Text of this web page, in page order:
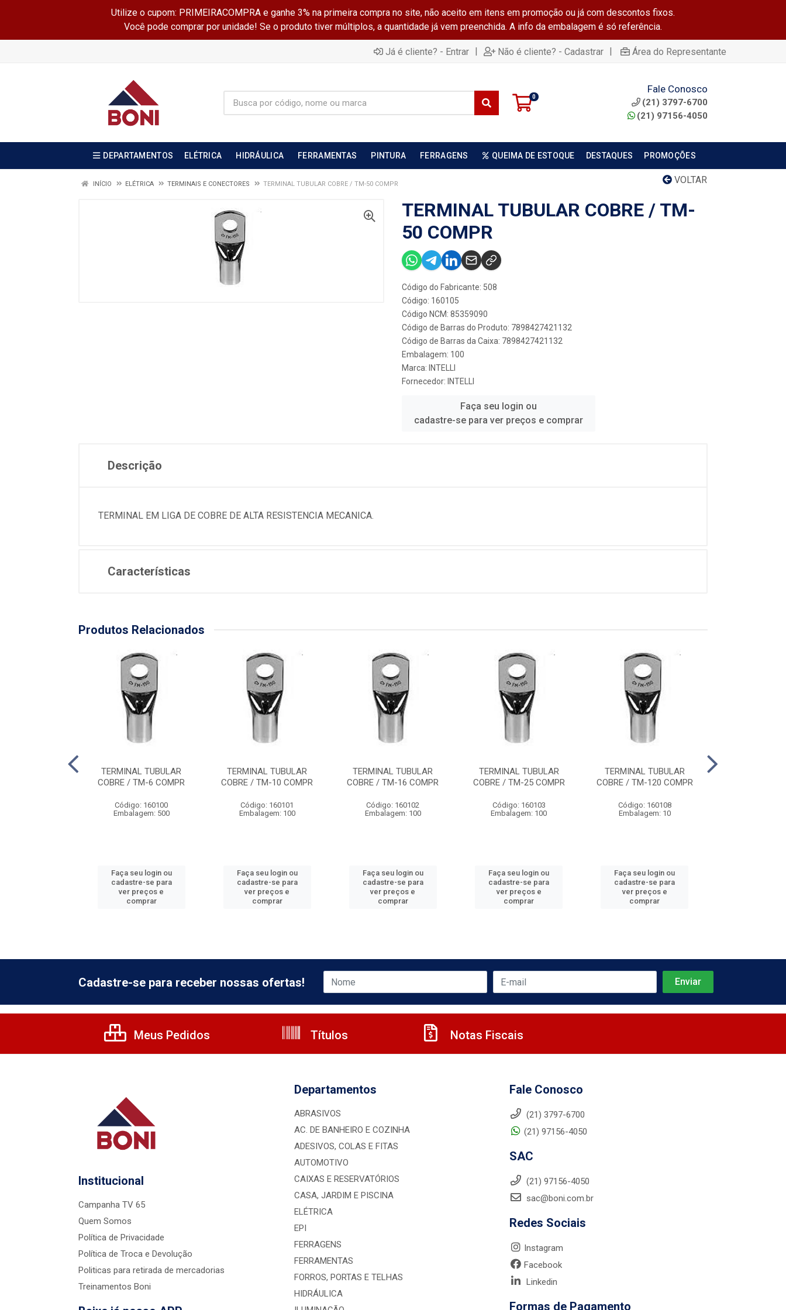
Utilize o cupom: PRIMEIRACOMPRA e ganhe 3% na primeira compra no site, não aceito em itens em promoção ou já com descontos fixos.
Você pode comprar por unidade! Se o produto tiver múltiplos, a quantidade já vem preenchida. A info da embalagem é só referência.
Já é cliente? - Entrar | Não é cliente? - Cadastrar | Área do Representante
0
Fale Conosco
(21) 3797-6700
(21) 97156-4050
DEPARTAMENTOS ELÉTRICA HIDRÁULICA FERRAMENTAS PINTURA FERRAGENS QUEIMA DE ESTOQUE DESTAQUES PROMOÇÕES
VOLTAR
INÍCIO ELÉTRICA TERMINAIS E CONECTORES TERMINAL TUBULAR COBRE / TM-50 COMPR
TERMINAL TUBULAR COBRE / TM-
50 COMPR
Código do Fabricante: 508
Código: 160105
Código NCM: 85359090
Código de Barras do Produto: 7898427421132
Código de Barras da Caixa: 7898427421132
Embalagem: 100
Marca: INTELLI
Fornecedor: INTELLI
Faça seu login ou
cadastre-se para ver preços e comprar
Descrição
TERMINAL EM LIGA DE COBRE DE ALTA RESISTENCIA MECANICA.
Características
Produtos Relacionados
TERMINAL TUBULAR
COBRE / TM-6 COMPR
Código: 160100
Embalagem: 500
Faça seu login ou
cadastre-se para
ver preços e
comprar
TERMINAL TUBULAR
COBRE / TM-10 COMPR
Código: 160101
Embalagem: 100
Faça seu login ou
cadastre-se para
ver preços e
comprar
TERMINAL TUBULAR
COBRE / TM-16 COMPR
Código: 160102
Embalagem: 100
Faça seu login ou
cadastre-se para
ver preços e
comprar
TERMINAL TUBULAR
COBRE / TM-25 COMPR
Código: 160103
Embalagem: 100
Faça seu login ou
cadastre-se para
ver preços e
comprar
TERMINAL TUBULAR
COBRE / TM-120 COMPR
Código: 160108
Embalagem: 10
Faça seu login ou
cadastre-se para
ver preços e
comprar
Cadastre-se para receber nossas ofertas!
Meus Pedidos Títulos Notas Fiscais
Institucional
Campanha TV 65
Quem Somos
Política de Privacidade
Política de Troca e Devolução
Politicas para retirada de mercadorias
Treinamentos Boni
Departamentos
ABRASIVOS
AC. DE BANHEIRO E COZINHA
ADESIVOS, COLAS E FITAS
AUTOMOTIVO
CAIXAS E RESERVATÓRIOS
CASA, JARDIM E PISCINA
ELÉTRICA
EPI
FERRAGENS
FERRAMENTAS
FORROS, PORTAS E TELHAS
HIDRÁULICA
Fale Conosco
(21) 3797-6700
(21) 97156-4050
SAC
(21) 97156-4050
sac@boni.com.br
Redes Sociais
Instagram
Facebook
Linkedin
Formas de Pagamento